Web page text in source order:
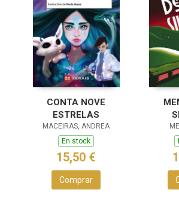
CONTA NOVE
ESTRELAS
MACEIRAS, ANDREA
En stock
15,50 €
Comprar